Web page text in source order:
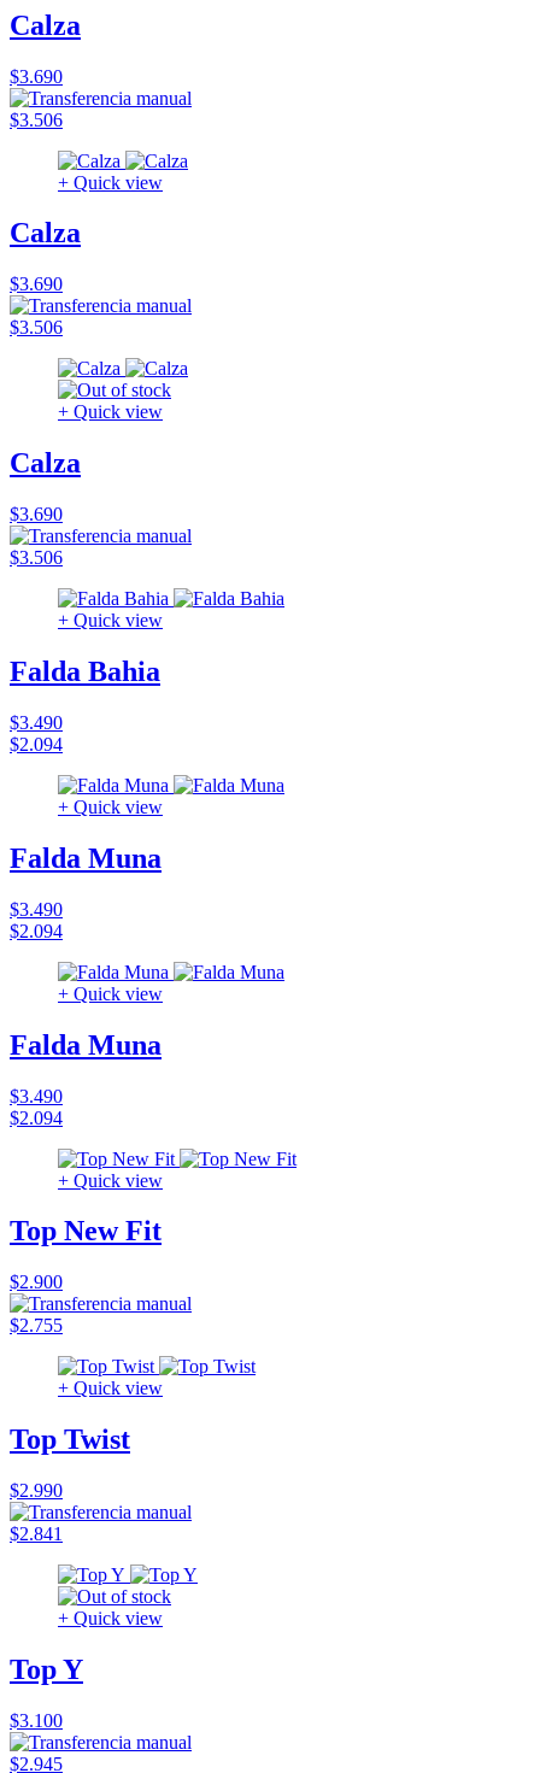
Calza
$3.690
$3.506
+ Quick view
Calza
$3.690
$3.506
+ Quick view
Calza
$3.690
$3.506
+ Quick view
Falda Bahia
$3.490
$2.094
+ Quick view
Falda Muna
$3.490
$2.094
+ Quick view
Falda Muna
$3.490
$2.094
+ Quick view
Top New Fit
$2.900
$2.755
+ Quick view
Top Twist
$2.990
$2.841
+ Quick view
Top Y
$3.100
$2.945